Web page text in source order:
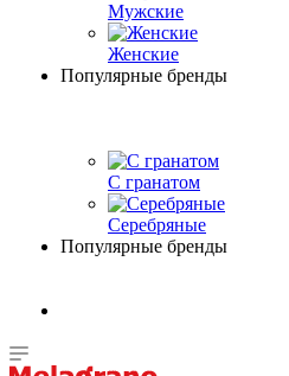
Мужские
Женские
Популярные бренды
С гранатом
Серебряные
Популярные бренды